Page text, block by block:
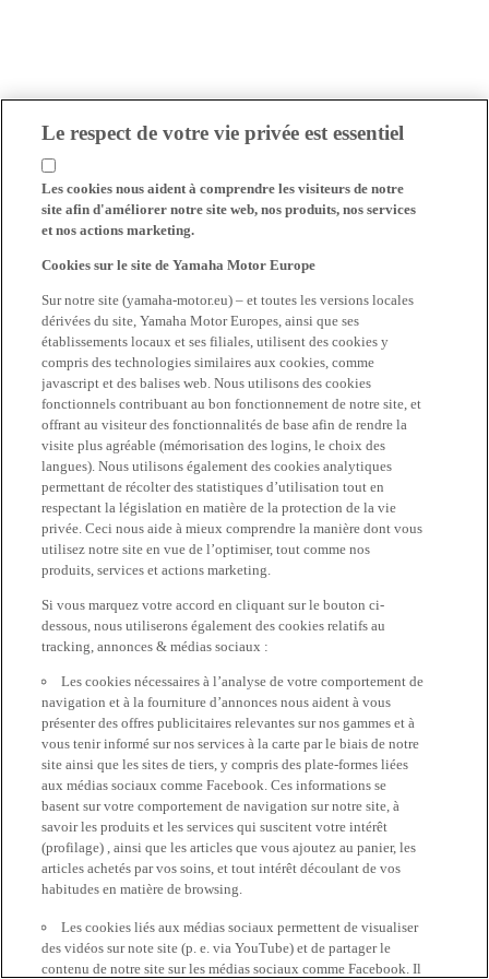
Le respect de votre vie privée est essentiel
Les cookies nous aident à comprendre les visiteurs de notre
site afin d'améliorer notre site web, nos produits, nos services
et nos actions marketing.
Cookies sur le site de Yamaha Motor Europe
Sur notre site (yamaha-motor.eu) – et toutes les versions locales
dérivées du site, Yamaha Motor Europes, ainsi que ses
établissements locaux et ses filiales, utilisent des cookies y
compris des technologies similaires aux cookies, comme
javascript et des balises web. Nous utilisons des cookies
fonctionnels contribuant au bon fonctionnement de notre site, et
offrant au visiteur des fonctionnalités de base afin de rendre la
visite plus agréable (mémorisation des logins, le choix des
langues). Nous utilisons également des cookies analytiques
permettant de récolter des statistiques d’utilisation tout en
respectant la législation en matière de la protection de la vie
privée. Ceci nous aide à mieux comprendre la manière dont vous
utilisez notre site en vue de l’optimiser, tout comme nos
produits, services et actions marketing.
Si vous marquez votre accord en cliquant sur le bouton ci-
dessous, nous utiliserons également des cookies relatifs au
tracking, annonces & médias sociaux :
Les cookies nécessaires à l’analyse de votre comportement de
navigation et à la fourniture d’annonces nous aident à vous
présenter des offres publicitaires relevantes sur nos gammes et à
vous tenir informé sur nos services à la carte par le biais de notre
site ainsi que les sites de tiers, y compris des plate-formes liées
aux médias sociaux comme Facebook. Ces informations se
basent sur votre comportement de navigation sur notre site, à
savoir les produits et les services qui suscitent votre intérêt
(profilage) , ainsi que les articles que vous ajoutez au panier, les
articles achetés par vos soins, et tout intérêt découlant de vos
habitudes en matière de browsing.
Les cookies liés aux médias sociaux permettent de visualiser
des vidéos sur note site (p. e. via YouTube) et de partager le
contenu de notre site sur les médias sociaux comme Facebook. Il